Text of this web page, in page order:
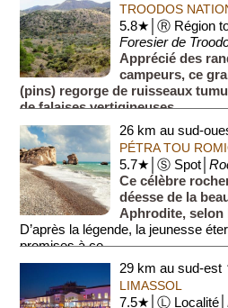
TROODOS
5.8★│Ⓡ Région
Foresier de
Apprécié des
campeurs, ce
(pins) regorge de ruisseaux
de falaises vertigineuses.
Ce parc national de près de 100
26 km au sud-
PÉTRA TOU
5.7★│Ⓢ Spot│
Ce célèbre
déesse de la
Aphrodite, selon
D’après la légende, la jeunesse
promises à ce...
29 km au sud-est
LIMASSOL
7.5★│Ⓛ Localité│